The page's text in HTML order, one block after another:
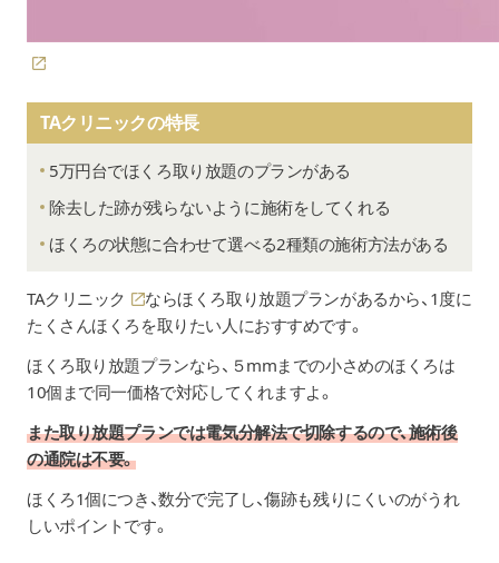
TAクリニックの特長
5万円台でほくろ取り放題のプランがある
除去した跡が残らないように施術をしてくれる
ほくろの状態に合わせて選べる2種類の施術方法がある
TAクリニック
ならほくろ取り放題プランがあるから、1度に
たくさんほくろを取りたい人におすすめです。
ほくろ取り放題プランなら、５mmまでの小さめのほくろは
10個まで同一価格で対応してくれますよ。
また取り放題プランでは電気分解法で切除するので、施術後
の通院は不要。
ほくろ1個につき、数分で完了し、傷跡も残りにくいのがうれ
しいポイントです。